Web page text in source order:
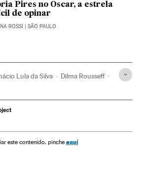
Pires no Oscar, a estrela
de opinar
ROSSI | SÃO PAULO
Lula da Silva Dilma Rousseff
políticos
Estado América
este contenido, pinche aquí